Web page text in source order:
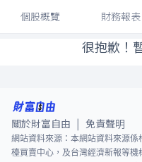
個股概覽 財務報表
很抱歉！
關於財富自由 免責聲明
網站資料來源：本網站資料來源
檯買賣中心，及台灣經濟新報等